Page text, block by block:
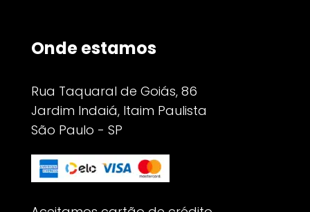
Onde estamos
Rua Taquaral de Goiás, 86
Jardim Indaiá, Itaim Paulista
São Paulo - SP